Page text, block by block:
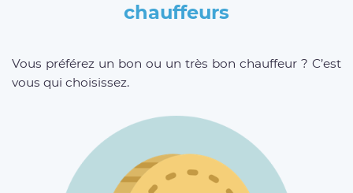
chauffeurs
Vous préférez un bon ou un très bon chauffeur ? C’est
vous qui choisissez.